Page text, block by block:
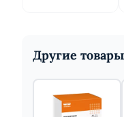
Другие товары